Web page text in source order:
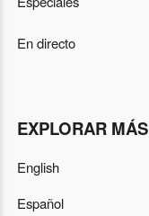
En directo
EXPLORAR MÁS
English
Español